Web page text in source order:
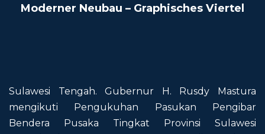
Moderner Neubau – Graphisches Viertel
Sulawesi Tengah. Gubernur H. Rusdy Mastura
mengikuti Pengukuhan Pasukan Pengibar
Bendera Pusaka Tingkat Provinsi Sulawesi